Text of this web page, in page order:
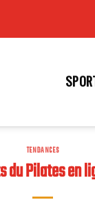
TENDANCES
du Pilates en